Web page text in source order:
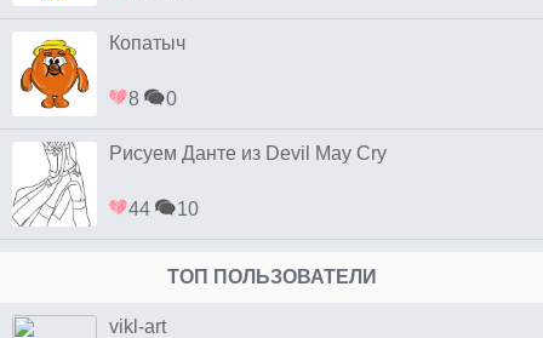
Копатыч
8 0
Рисуем Данте из Devil May Cry
44 10
ТОП ПОЛЬЗОВАТЕЛИ
vikl-art